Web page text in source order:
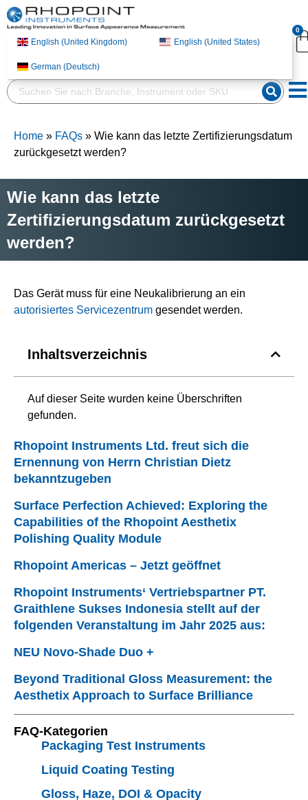
English (United
Kingdom)
German (Deutsch)
0
English (United Kingdom) English (United States)
German (Deutsch)
Home » FAQs » Wie kann das letzte Zertifizierungsdatum
zurückgesetzt werden?
Wie kann das letzte
Zertifizierungsdatum zurückgesetzt
werden?
Inhaltsverzeichnis
Auf dieser Seite wurden keine Überschriften
gefunden.
Rhopoint Instruments Ltd. freut sich die
Ernennung von Herrn Christian Dietz
bekanntzugeben
Surface Perfection Achieved: Exploring the
Capabilities of the Rhopoint Aesthetix
Polishing Quality Module
Rhopoint Americas – Jetzt geöffnet
Rhopoint Instruments‘ Vertriebspartner PT.
Graithlene Sukses Indonesia stellt auf der
folgenden Veranstaltung im Jahr 2025 aus:
NEU Novo-Shade Duo +
Beyond Traditional Gloss Measurement: the
Aesthetix Approach to Surface Brilliance
FAQ-Kategorien
Packaging Test Instruments
Liquid Coating Testing
Gloss, Haze, DOI & Opacity
Das Gerät muss für eine Neukalibrierung an ein
autorisiertes Servicezentrum gesendet werden.